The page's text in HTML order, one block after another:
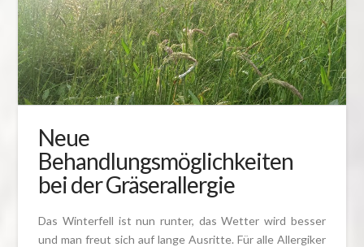
Neue
Behandlungsmöglichkeiten
bei der Gräserallergie
Das Winterfell ist nun runter, das Wetter wird besser
und man freut sich auf lange Ausritte. Für alle Allergiker